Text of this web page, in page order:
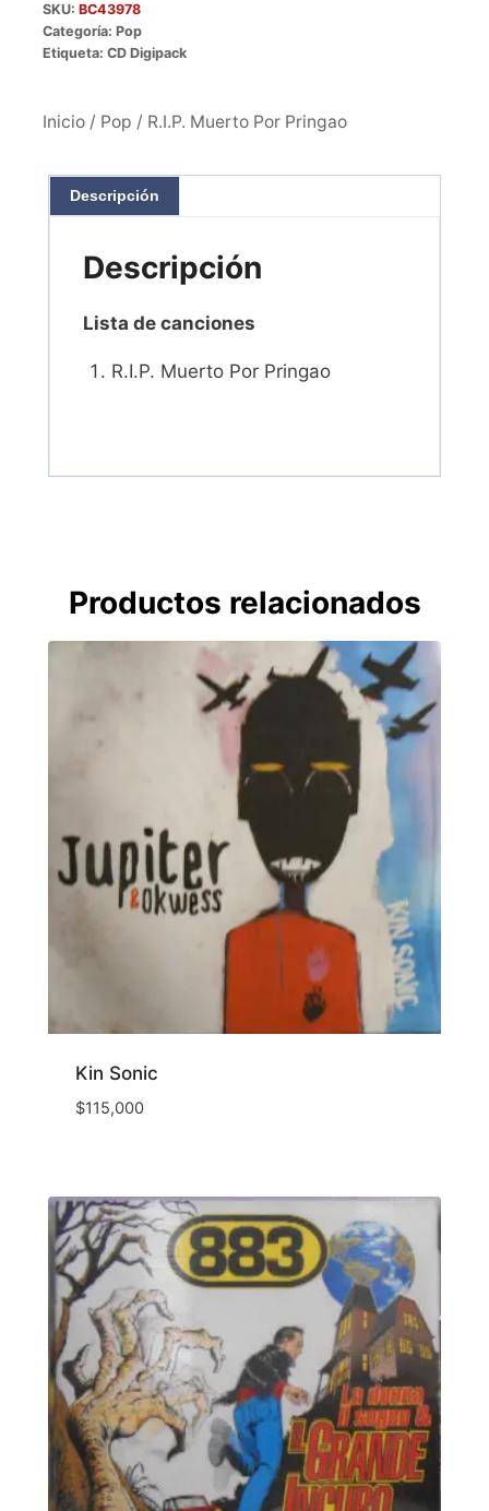
SKU: BC43978
Categoría: Pop
Etiqueta: CD Digipack
Inicio / Pop / R.I.P. Muerto Por Pringao
Descripción
Descripción
Lista de canciones
R.I.P. Muerto Por Pringao
Productos relacionados
Kin Sonic
$115,000